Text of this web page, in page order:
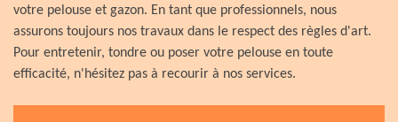
votre pelouse et gazon. En tant que professionnels, nous
assurons toujours nos travaux dans le respect des règles d'art.
Pour entretenir, tondre ou poser votre pelouse en toute
efficacité, n'hésitez pas à recourir à nos services.